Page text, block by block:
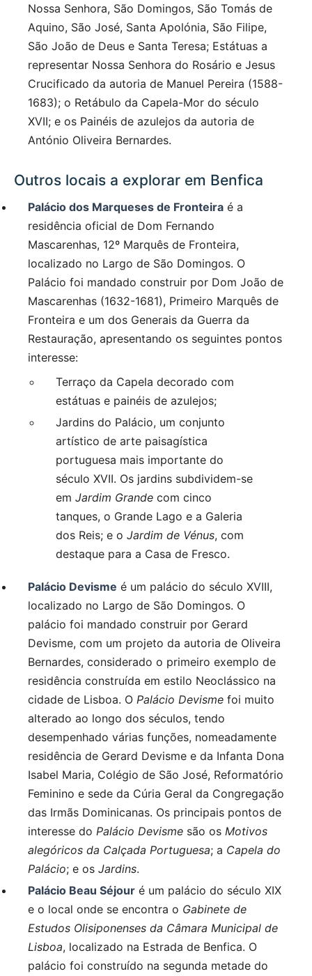
Nossa Senhora, São Domingos, São Tomás de
Aquino, São José, Santa Apolónia, São Filipe,
São João de Deus e Santa Teresa; Estátuas a
representar Nossa Senhora do Rosário e Jesus
Crucificado da autoria de Manuel Pereira (1588-
1683); o Retábulo da Capela-Mor do século
XVII; e os Painéis de azulejos da autoria de
António Oliveira Bernardes.
Outros locais a explorar em Benfica
Palácio dos Marqueses de Fronteira é a
residência oficial de Dom Fernando
Mascarenhas, 12º Marquês de Fronteira,
localizado no Largo de São Domingos. O
Palácio foi mandado construir por Dom João de
Mascarenhas (1632-1681), Primeiro Marquês de
Fronteira e um dos Generais da Guerra da
Restauração, apresentando os seguintes pontos
interesse:
Terraço da Capela decorado com
estátuas e painéis de azulejos;
Jardins do Palácio, um conjunto
artístico de arte paisagística
portuguesa mais importante do
século XVII. Os jardins subdividem-se
em Jardim Grande com cinco
tanques, o Grande Lago e a Galeria
dos Reis; e o Jardim de Vénus, com
destaque para a Casa de Fresco.
Palácio Devisme é um palácio do século XVIII,
localizado no Largo de São Domingos. O
palácio foi mandado construir por Gerard
Devisme, com um projeto da autoria de Oliveira
Bernardes, considerado o primeiro exemplo de
residência construída em estilo Neoclássico na
cidade de Lisboa. O Palácio Devisme foi muito
alterado ao longo dos séculos, tendo
desempenhado várias funções, nomeadamente
residência de Gerard Devisme e da Infanta Dona
Isabel Maria, Colégio de São José, Reformatório
Feminino e sede da Cúria Geral da Congregação
das Irmãs Dominicanas. Os principais pontos de
interesse do Palácio Devisme são os Motivos
alegóricos da Calçada Portuguesa; a Capela do
Palácio; e os Jardins.
Palácio Beau Séjour é um palácio do século XIX
e o local onde se encontra o Gabinete de
Estudos Olisiponenses da Câmara Municipal de
Lisboa, localizado na Estrada de Benfica. O
palácio foi construído na segunda metade do